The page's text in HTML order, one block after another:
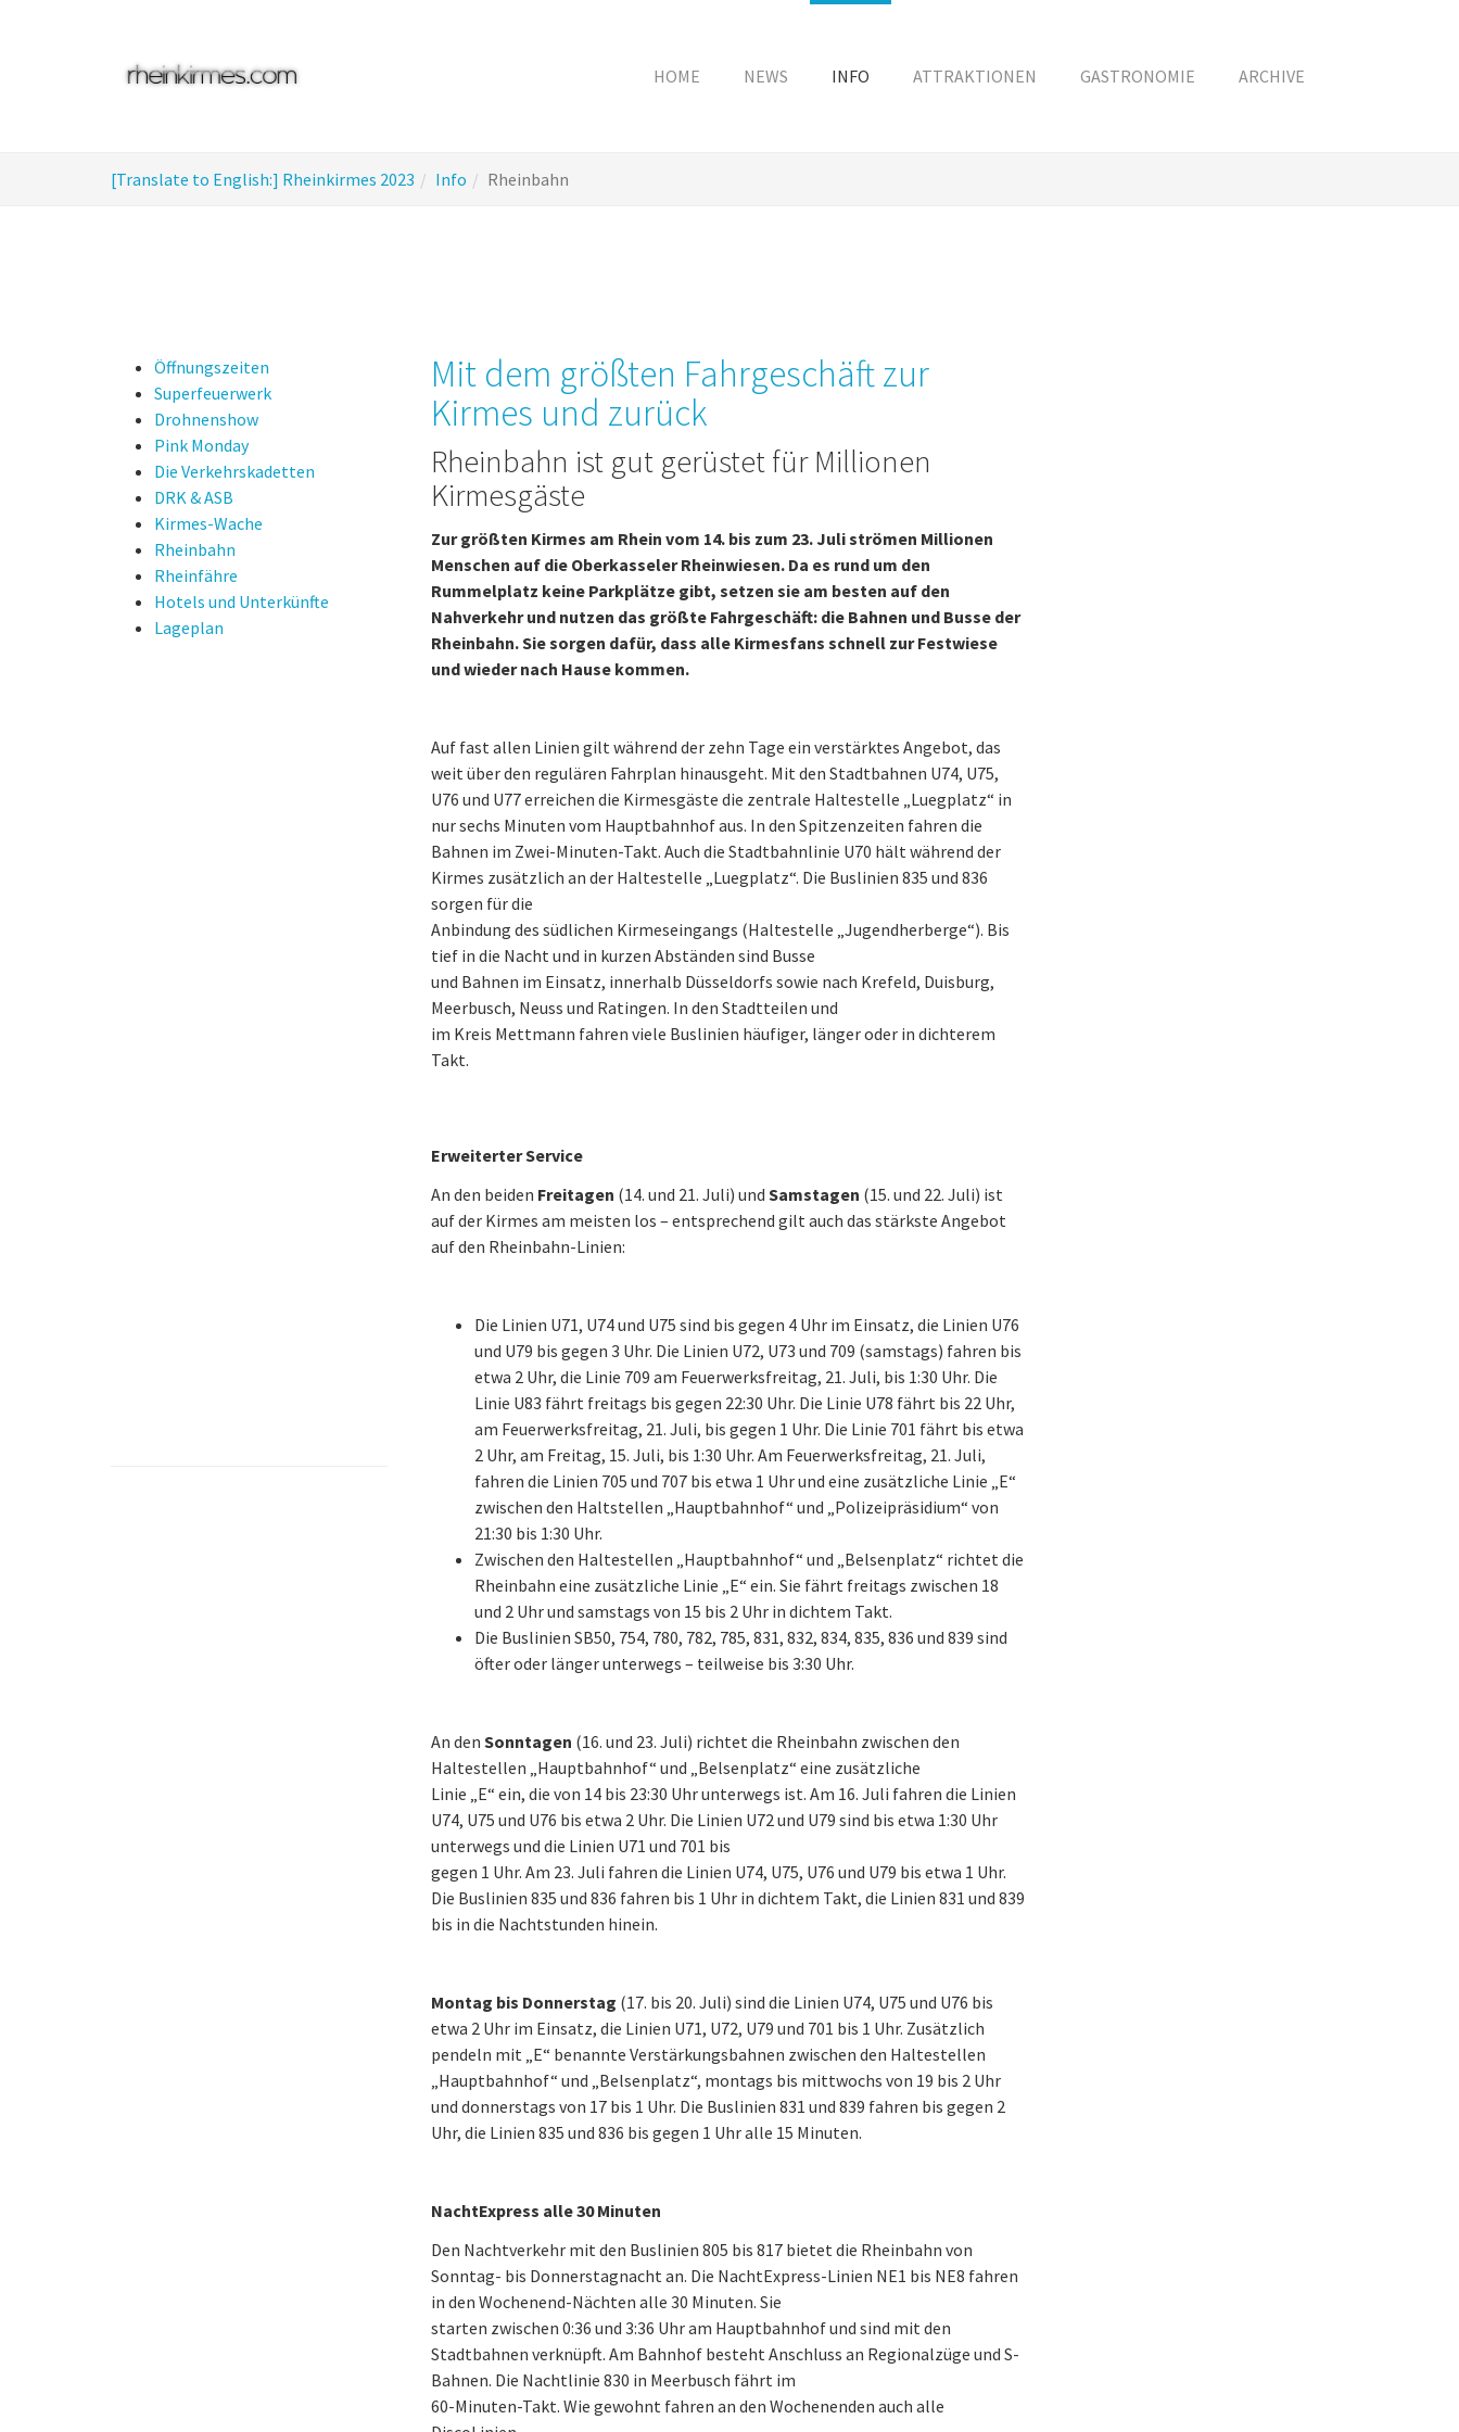
HOME NEWS INFO ATTRAKTIONEN GASTRONOMIE ARCHIVE
are
[Translate to English:] Rheinkirmes 2023 Info Rheinbahn
Öffnungszeiten
Superfeuerwerk
Drohnenshow
Pink Monday
Die Verkehrskadetten
DRK & ASB
Kirmes-Wache
Rheinbahn
Rheinfähre
Hotels und Unterkünfte
Lageplan
Mit dem größten Fahrgeschäft zur
Kirmes und zurück
Rheinbahn ist gut gerüstet für Millionen
Kirmesgäste
Zur größten Kirmes am Rhein vom 14. bis zum 23. Juli strömen Millionen
Menschen auf die Oberkasseler Rheinwiesen. Da es rund um den
Rummelplatz keine Parkplätze gibt, setzen sie am besten auf den
Nahverkehr und nutzen das größte Fahrgeschäft: die Bahnen und Busse der
Rheinbahn. Sie sorgen dafür, dass alle Kirmesfans schnell zur Festwiese
und wieder nach Hause kommen.
Auf fast allen Linien gilt während der zehn Tage ein verstärktes Angebot, das
weit über den regulären Fahrplan hinausgeht. Mit den Stadtbahnen U74, U75,
U76 und U77 erreichen die Kirmesgäste die zentrale Haltestelle „Luegplatz“ in
nur sechs Minuten vom Hauptbahnhof aus. In den Spitzenzeiten fahren die
Bahnen im Zwei-Minuten-Takt. Auch die Stadtbahnlinie U70 hält während der
Kirmes zusätzlich an der Haltestelle „Luegplatz“. Die Buslinien 835 und 836
sorgen für die
Anbindung des südlichen Kirmeseingangs (Haltestelle „Jugendherberge“). Bis
tief in die Nacht und in kurzen Abständen sind Busse
und Bahnen im Einsatz, innerhalb Düsseldorfs sowie nach Krefeld, Duisburg,
Meerbusch, Neuss und Ratingen. In den Stadtteilen und
im Kreis Mettmann fahren viele Buslinien häufiger, länger oder in dichterem
Takt.
Erweiterter Service
An den beiden Freitagen (14. und 21. Juli) und Samstagen (15. und 22. Juli) ist
auf der Kirmes am meisten los – entsprechend gilt auch das stärkste Angebot
auf den Rheinbahn-Linien:
Die Linien U71, U74 und U75 sind bis gegen 4 Uhr im Einsatz, die Linien U76
und U79 bis gegen 3 Uhr. Die Linien U72, U73 und 709 (samstags) fahren bis
etwa 2 Uhr, die Linie 709 am Feuerwerksfreitag, 21. Juli, bis 1:30 Uhr. Die
Linie U83 fährt freitags bis gegen 22:30 Uhr. Die Linie U78 fährt bis 22 Uhr,
am Feuerwerksfreitag, 21. Juli, bis gegen 1 Uhr. Die Linie 701 fährt bis etwa
2 Uhr, am Freitag, 15. Juli, bis 1:30 Uhr. Am Feuerwerksfreitag, 21. Juli,
fahren die Linien 705 und 707 bis etwa 1 Uhr und eine zusätzliche Linie „E“
zwischen den Haltstellen „Hauptbahnhof“ und „Polizeipräsidium“ von
21:30 bis 1:30 Uhr.
Zwischen den Haltestellen „Hauptbahnhof“ und „Belsenplatz“ richtet die
Rheinbahn eine zusätzliche Linie „E“ ein. Sie fährt freitags zwischen 18
und 2 Uhr und samstags von 15 bis 2 Uhr in dichtem Takt.
Die Buslinien SB50, 754, 780, 782, 785, 831, 832, 834, 835, 836 und 839 sind
öfter oder länger unterwegs – teilweise bis 3:30 Uhr.
An den Sonntagen (16. und 23. Juli) richtet die Rheinbahn zwischen den
Haltestellen „Hauptbahnhof“ und „Belsenplatz“ eine zusätzliche
Linie „E“ ein, die von 14 bis 23:30 Uhr unterwegs ist. Am 16. Juli fahren die Linien
U74, U75 und U76 bis etwa 2 Uhr. Die Linien U72 und U79 sind bis etwa 1:30 Uhr
unterwegs und die Linien U71 und 701 bis
gegen 1 Uhr. Am 23. Juli fahren die Linien U74, U75, U76 und U79 bis etwa 1 Uhr.
Die Buslinien 835 und 836 fahren bis 1 Uhr in dichtem Takt, die Linien 831 und 839
bis in die Nachtstunden hinein.
Montag bis Donnerstag (17. bis 20. Juli) sind die Linien U74, U75 und U76 bis
etwa 2 Uhr im Einsatz, die Linien U71, U72, U79 und 701 bis 1 Uhr. Zusätzlich
pendeln mit „E“ benannte Verstärkungsbahnen zwischen den Haltestellen
„Hauptbahnhof“ und „Belsenplatz“, montags bis mittwochs von 19 bis 2 Uhr
und donnerstags von 17 bis 1 Uhr. Die Buslinien 831 und 839 fahren bis gegen 2
Uhr, die Linien 835 und 836 bis gegen 1 Uhr alle 15 Minuten.
NachtExpress alle 30 Minuten
Den Nachtverkehr mit den Buslinien 805 bis 817 bietet die Rheinbahn von
Sonntag- bis Donnerstagnacht an. Die NachtExpress-Linien NE1 bis NE8 fahren
in den Wochenend-Nächten alle 30 Minuten. Sie
starten zwischen 0:36 und 3:36 Uhr am Hauptbahnhof und sind mit den
Stadtbahnen verknüpft. Am Bahnhof besteht Anschluss an Regionalzüge und S-
Bahnen. Die Nachtlinie 830 in Meerbusch fährt im
60-Minuten-Takt. Wie gewohnt fahren an den Wochenenden auch alle